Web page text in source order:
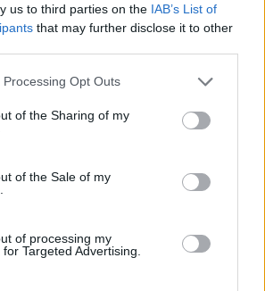
us to third parties on the IAB’s List of
that may further disclose it to other
Opt Outs
of the Sharing of my
of the Sale of my
of processing my
Targeted Advertising.
Ατύχημα για τον Ιβάν Σβιτάιλο
στην Κέρκυρα: «Θα σηκωθώ πιο
δυνατός»
ΧΤΕΣ
στο Instagram μια φωτογραφία από
πρόσφατη εξέτασή του, με ένα μήνυμα
Φοβερή ιστορία στον ΟΦΗ:
Ένας κάτοχος εισιτηρίου
ΧΤΕΣ
Οπαδός από κούνια κυριολεκτικά στον